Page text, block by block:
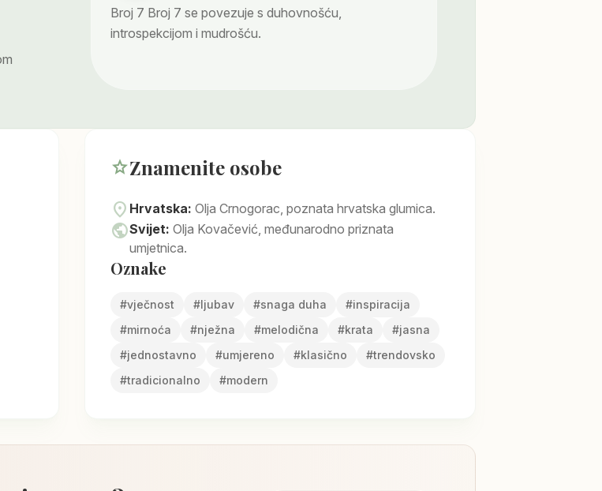
Broj 7 Broj 7 se povezuje s duhovnošću,
introspekcijom i mudrošću.
starZnamenite osobe
location_on Hrvatska: Olja Crnogorac, poznata hrvatska glumica.
publicSvijet: Olja Kovačević, međunarodno priznata
umjetnica.
Oznake
#vječnost #ljubav #snaga duha #inspiracija
#mirnoća #nježna #melodična #krata #jasna
#jednostavno #umjereno #klasično #trendovsko
#tradicionalno #modern